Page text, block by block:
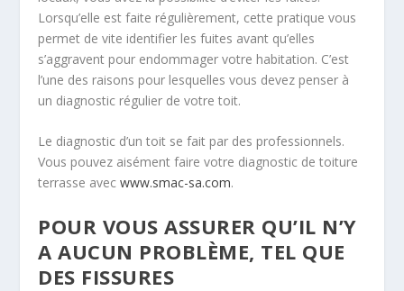
Lorsqu’elle est faite régulièrement, cette pratique vous
permet de vite identifier les fuites avant qu’elles
s’aggravent pour endommager votre habitation. C’est
l’une des raisons pour lesquelles vous devez penser à
un diagnostic régulier de votre toit.
Le diagnostic d’un toit se fait par des professionnels.
Vous pouvez aisément faire votre diagnostic de toiture
terrasse avecwww.smac-sa.com.
POUR VOUS ASSURER QU’IL N’Y
A AUCUN PROBLÈME, TEL QUE
DES FISSURES